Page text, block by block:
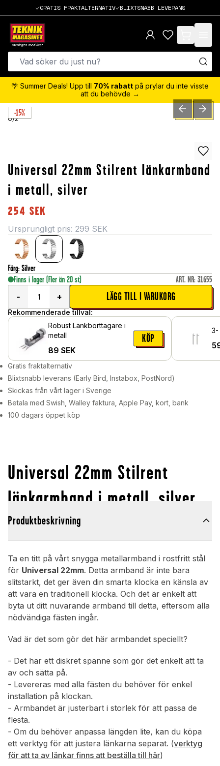
GRATIS FRAKTALTERNATIV BLIXTSNABB LEVERANS
items in cart,
🌴 Summer Deals! Upp till 70% rabatt på prylar du inte visste
att du behövde →
-15%
0/2 PREVIOUSNEXT
Universal 22mm Stilrent länkarmband
i metall, silver
254 SEK
Ursprungligt pris: 299 SEK
Färg: Silver
Finns i lager (Fler än 20 st) ART. NR: 31655
-
+ LÄGG TILL I VARUKORG
Rekommenderade tillval:
Robust Länkborttagare i
metall
89 SEK
KÖP
3-
Gratis fraktalternativ
Blixtsnabb leverans (Early Bird, Instabox, PostNord)
Skickas från vårt lager i Sverige
Betala med Swish, Walley faktura, Apple Pay, kort, bank
100 dagars öppet köp
Universal 22mm Stilrent
länkarmband i metall, silver
Produktbeskrivning
Ta en titt på vårt snygga metallarmband i rostfritt stål
för Universal 22mm. Detta armband är inte bara
slitstarkt, det ger även din smarta klocka en känsla av
att vara en traditionell klocka. Och det är enkelt att
byta ut ditt nuvarande armband till detta, eftersom alla
nödvändiga fästen ingår.
Vad är det som gör det här armbandet speciellt?
- Det har ett diskret spänne som gör det enkelt att ta
av och sätta på.
- Levereras med alla fästen du behöver för enkel
installation på klockan.
- Armbandet är justerbart i storlek för att passa de
flesta.
- Om du behöver anpassa längden lite, kan du köpa
ett verktyg för att justera länkarna separat. (verktyg
för att ta av länkar finns att beställa till här)